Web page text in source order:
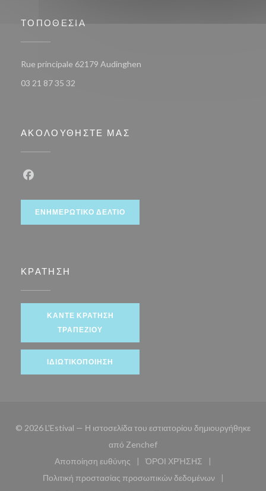
ΤΟΠΟΘΕΣΊΑ
Rue principale 62179 Audinghen
03 21 87 35 32
ΑΚΟΛΟΥΘΉΣΤΕ ΜΑΣ
ΕΝΗΜΕΡΩΤΙΚΌ ΔΕΛΤΊΟ
ΚΡΆΤΗΣΗ
ΚΆΝΤΕ ΚΡΆΤΗΣΗ
ΤΡΑΠΕΖΙΟΎ
ΙΔΙΩΤΙΚΟΠΟΊΗΣΗ
© 2026 L'Estival — Η ιστοσελίδα του εστιατορίου δημιουργήθηκε
από Zenchef((ανοίγει σε νέο παράθυρο))
Αποποίηση ευθύνης
((ανοίγει σε νέο παράθυρο))
ΌΡΟΙ ΧΡΉΣΗΣ
((ανοίγει σε νέο
Πολιτική προστασίας προσωπικών δεδομένων
((ανοίγει σε νέο παράθυρο))